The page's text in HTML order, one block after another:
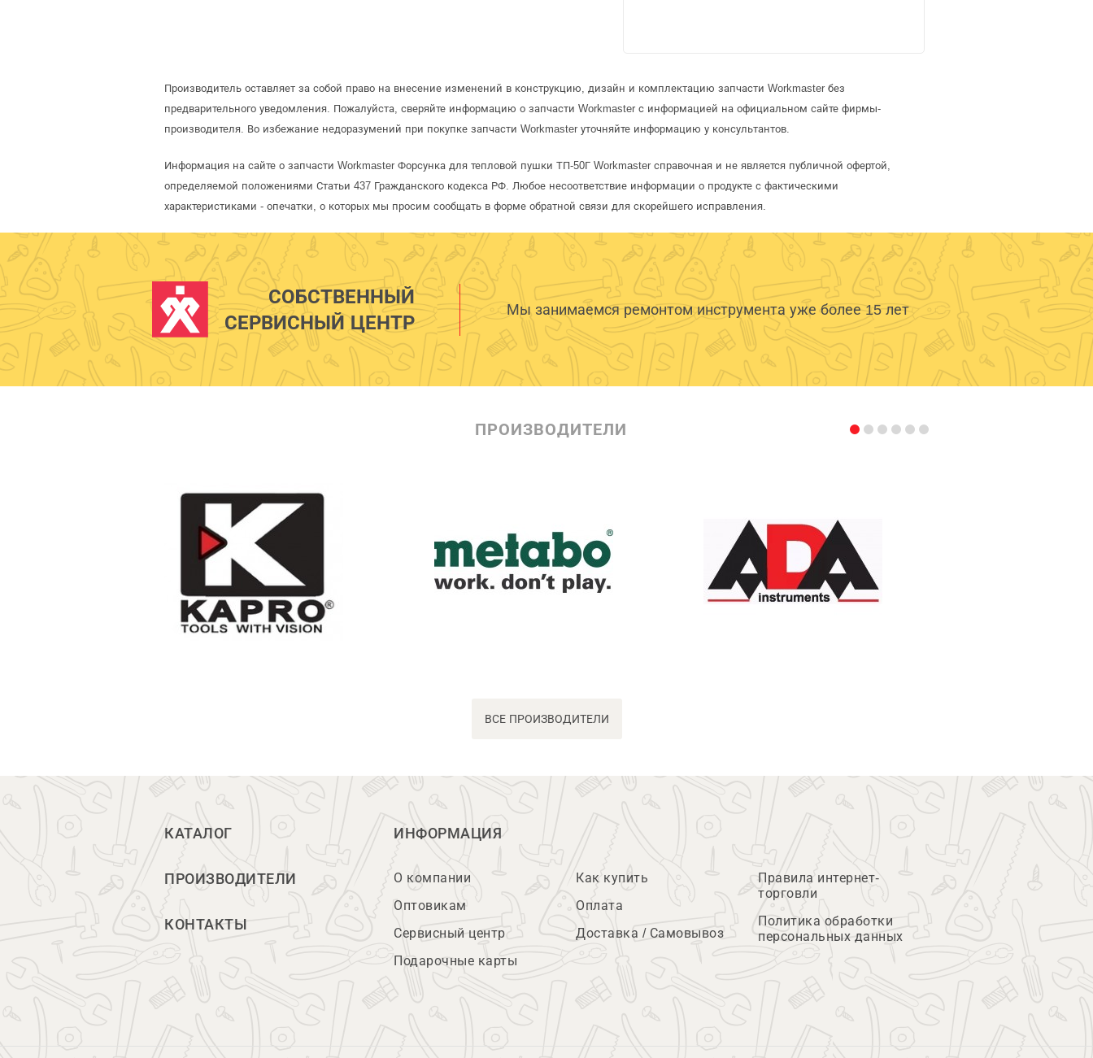
Производитель оставляет за собой право на внесение изменений в конструкцию, дизайн и комплектацию запчасти Workmaster без
предварительного уведомления. Пожалуйста, сверяйте информацию о запчасти Workmaster с информацией на официальном сайте фирмы-
производителя. Во избежание недоразумений при покупке запчасти Workmaster уточняйте информацию у консультантов.
Информация на сайте о запчасти Workmaster Форсунка для тепловой пушки ТП-50Г Workmaster справочная и не является публичной офертой,
определяемой положениями Статьи 437 Гражданского кодекса РФ. Любое несоответствие информации о продукте с фактическими
характеристиками - опечатки, о которых мы просим сообщать в форме обратной связи для скорейшего исправления.
СОБСТВЕННЫЙ
СЕРВИСНЫЙ ЦЕНТР
Мы занимаемся ремонтом инструмента уже более 15 лет
ПРОИЗВОДИТЕЛИ
ВСЕ ПРОИЗВОДИТЕЛИ
КАТАЛОГ
ПРОИЗВОДИТЕЛИ
КОНТАКТЫ
ИНФОРМАЦИЯ
О компании
Оптовикам
Сервисный центр
Подарочные карты
Как купить
Оплата
Доставка / Самовывоз
Правила интернет-
торговли
Политика обработки
персональных данных